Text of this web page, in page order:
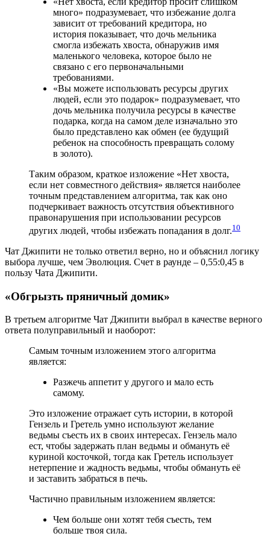
много» подразумевает, что избежание долга
зависит от требований кредитора, но
история показывает, что дочь мельника
смогла избежать хвоста, обнаружив имя
маленького человека, которое было не
связано с его первоначальными
требованиями.
«Вы можете использовать ресурсы других
людей, если это подарок» подразумевает, что
дочь мельника получила ресурсы в качестве
подарка, когда на самом деле изначально это
было представлено как обмен (ее будущий
ребенок на способность превращать солому
в золото).
Таким образом, краткое изложение «Нет хвоста,
если нет совместного действия» является наиболее
точным представлением алгоритма, так как оно
подчеркивает важность отсутствия объективного
правонарушения при использовании ресурсов
других людей, чтобы избежать попадания в долг.10
Чат Джипити не только ответил верно, но и объяснил логику
выбора лучше, чем Эволюция. Счет в раунде – 0,55:0,45 в
пользу Чата Джипити.
«Обгрызть пряничный домик»
В третьем алгоритме Чат Джипити выбрал в качестве верного
ответа полуправильный и наоборот:
Самым точным изложением этого алгоритма
является:
Разжечь аппетит у другого и мало есть
самому.
Это изложение отражает суть истории, в которой
Гензель и Гретель умно используют желание
ведьмы съесть их в своих интересах. Гензель мало
ест, чтобы задержать план ведьмы и обмануть её
куриной косточкой, тогда как Гретель использует
нетерпение и жадность ведьмы, чтобы обмануть её
и заставить забраться в печь.
Частично правильным изложением является:
Чем больше они хотят тебя съесть, тем
больше твоя сила.